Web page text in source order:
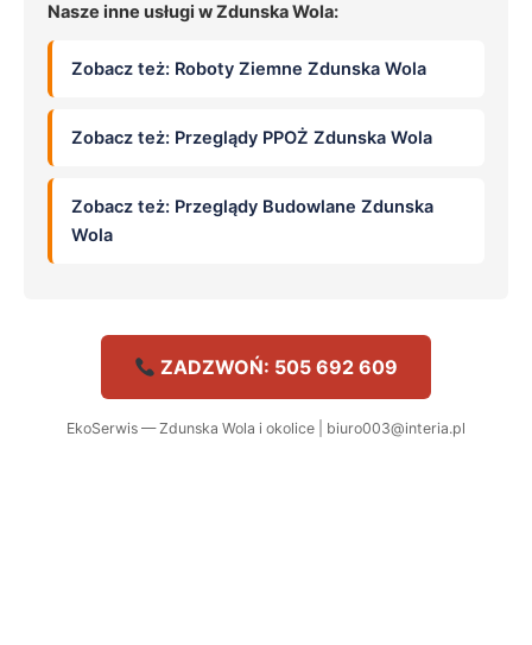
Nasze inne usługi w Zdunska Wola:
Zobacz też: Roboty Ziemne Zdunska Wola
Zobacz też: Przeglądy PPOŻ Zdunska Wola
Zobacz też: Przeglądy Budowlane Zdunska
Wola
ZADZWOŃ: 505 692 609
EkoSerwis — Zdunska Wola i okolice | biuro003@interia.pl